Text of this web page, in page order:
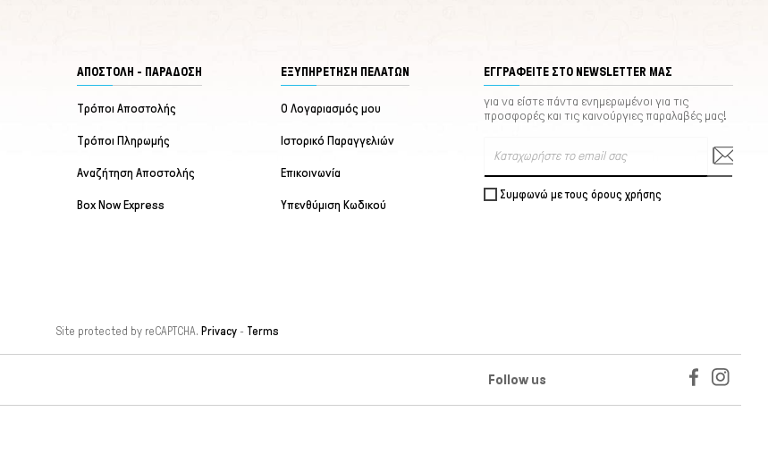
ΑΠΟΣΤΟΛΗ - ΠΑΡΑΔΟΣΗ
Τρόποι Αποστολής
Τρόποι Πληρωμής
Αναζήτηση Αποστολής
Box Now Express
ΕΞΥΠΗΡΈΤΗΣΗ ΠΕΛΑΤΏΝ
Ο Λογαριασμός μου
Ιστορικό Παραγγελιών
Επικοινωνία
Υπενθύμιση Κωδικού
ΕΓΓΡΑΦΕΊΤΕ ΣΤΟ NEWSLETTER ΜΑΣ
για να είστε πάντα ενημερωμένοι για τις
προσφορές και τις καινούργιες παραλαβές μας!
Συμφωνώ με τους όρους χρήσης
Site protected by reCAPTCHA. Privacy- Terms
Follow us